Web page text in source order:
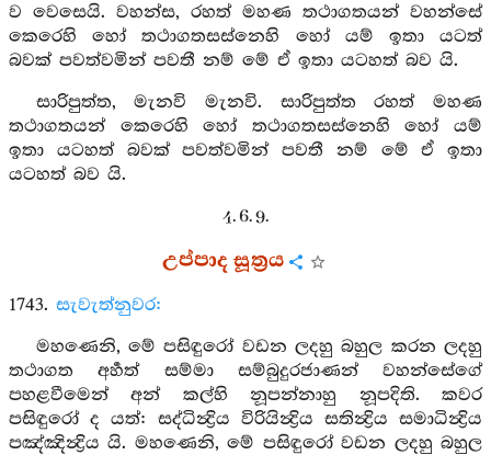
ව වෙසෙයි. වහන්ස, රහත් මහණ තථාගතයන් වහන්සේ
කෙරෙහි හෝ තථාගතසස්නෙහි හෝ යම් ඉතා යටත්
බවක් පවත්වමින් පවතී නම් මේ ඒ ඉතා යටහත් බව යි.
සාරිපුත්ත, මැනවි මැනවි. සාරිපුත්ත රහත් මහණ
තථාගතයන් කෙරෙහි හෝ තථාගතසස්නෙහි හෝ යම්
ඉතා යටහත් බවක් පවත්වමින් පවතී නම් මේ ඒ ඉතා
යටහත් බව යි.
4. 6. 9.
උප්පාද සූත්‍රය
1743. සැවැත්නුවර:
මහණෙනි, මේ පසිඳුරෝ වඩන ලදහු බහුල කරන ලදහු
තථාගත අර්‍හත් සම්මා සම්බුදුරජාණන් වහන්සේගේ
පහළවීමෙන් අන් කල්හි නූපන්නාහු නූපදිති. කවර
පසිඳුරෝ ද යත්: සද්ධින්‍ද්‍රිය විරියින්‍ද්‍රිය සතින්‍ද්‍රිය සමාධින්‍ද්‍රිය
පඤ්ඤින්‍ද්‍රිය යි. මහණෙනි, මේ පසිඳුරෝ වඩන ලදහු බහුල